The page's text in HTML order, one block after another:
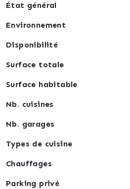
État général
Environnement
Disponibilité
Surface totale
Surface habitable
Nb. cuisines
Nb. garages
Types de cuisine
Chauffages
Parking privé